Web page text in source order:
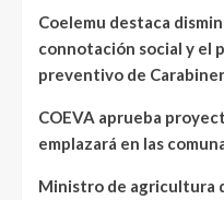
Coelemu destaca
connotación social y el
preventivo de
COEVA aprueba
emplazará en las
Ministro de agricultura